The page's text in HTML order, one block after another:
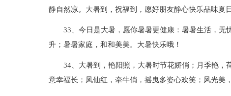
静自然凉。大暑到，祝福到，愿好朋友静心快乐品味夏
33、今日是大暑，愿你暑暑更健康：暑暑生活，
升；暑暑家庭，和和美美。大暑快乐哦！
34、大暑到，艳阳照，大暑时节花娇俏；月季艳
意幸福长；凤仙红，牵牛俏，摇曳多姿心欢笑；风光美